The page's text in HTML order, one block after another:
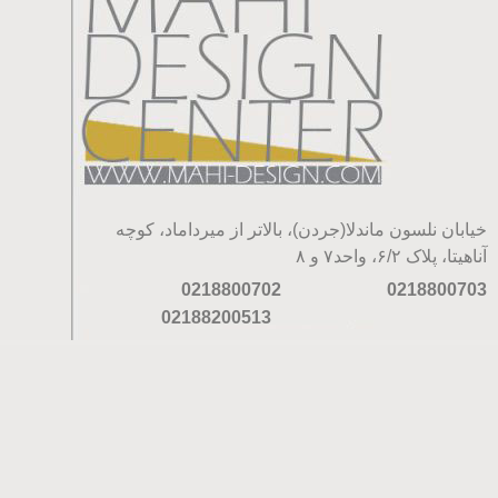
خیابان نلسون ماندلا(جردن)، بالاتر از میرداماد، کوچه
آناهیتا، پلاک ۶/۲، واحد۷ و ۸
0218800703
0218800702
02188200513